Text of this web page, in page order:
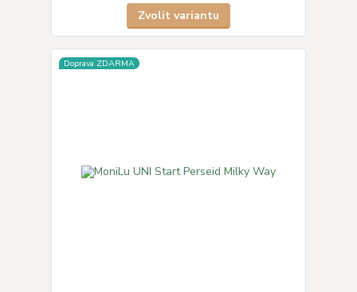
Zvolit variantu
Doprava ZDARMA